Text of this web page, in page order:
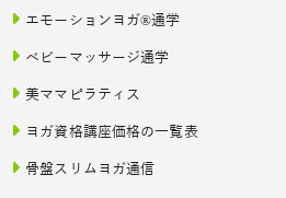
エモーションヨガ®通学
ベビーマッサージ通学
美ママピラティス
ヨガ資格講座価格の一覧表
骨盤スリムヨガ通信